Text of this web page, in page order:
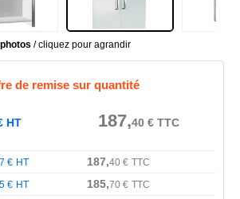
/ cliquez pour agrandir
de remise sur quantité
HT 187,40€TTC
€ HT 187,40€ TTC
€ HT 185,70€ TTC